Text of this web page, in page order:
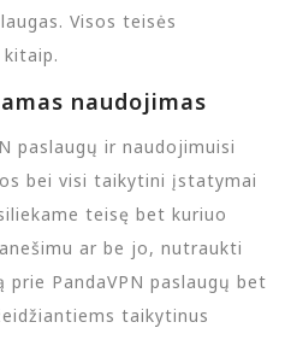
Visos teisės
naudojimas
paslaugų ir naudojimuisi
bei visi taikytini įstatymai
teisę bet kuriuo
ar be jo, nutraukti
PandaVPN paslaugų bet
taikytinus